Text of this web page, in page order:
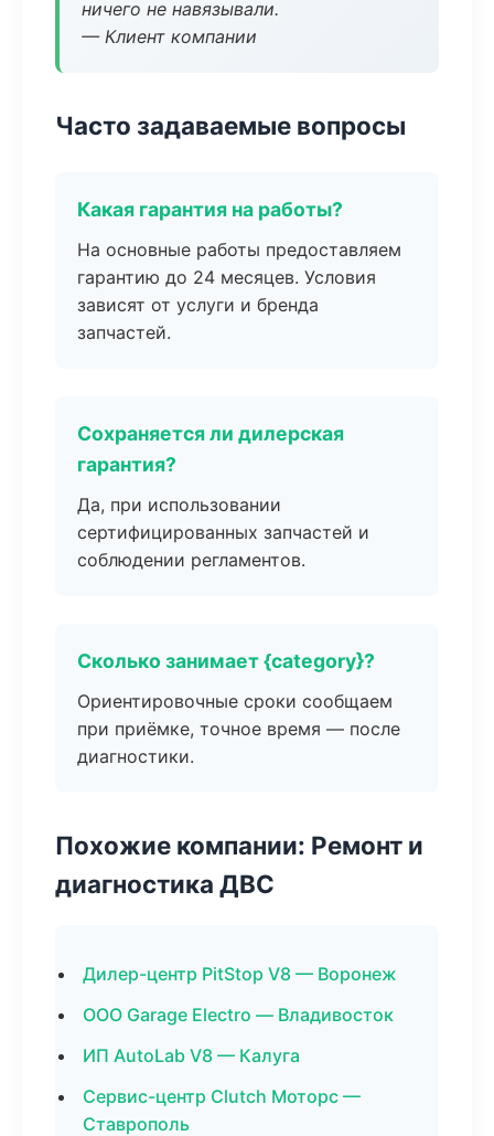
ничего не навязывали.
— Клиент компании
Часто задаваемые вопросы
Какая гарантия на работы?
На основные работы предоставляем
гарантию до 24 месяцев. Условия
зависят от услуги и бренда
запчастей.
Сохраняется ли дилерская
гарантия?
Да, при использовании
сертифицированных запчастей и
соблюдении регламентов.
Сколько занимает {category}?
Ориентировочные сроки сообщаем
при приёмке, точное время — после
диагностики.
Похожие компании: Ремонт и
диагностика ДВС
Дилер-центр PitStop V8 — Воронеж
ООО Garage Electro — Владивосток
ИП AutoLab V8 — Калуга
Сервис-центр Clutch Моторс —
Ставрополь